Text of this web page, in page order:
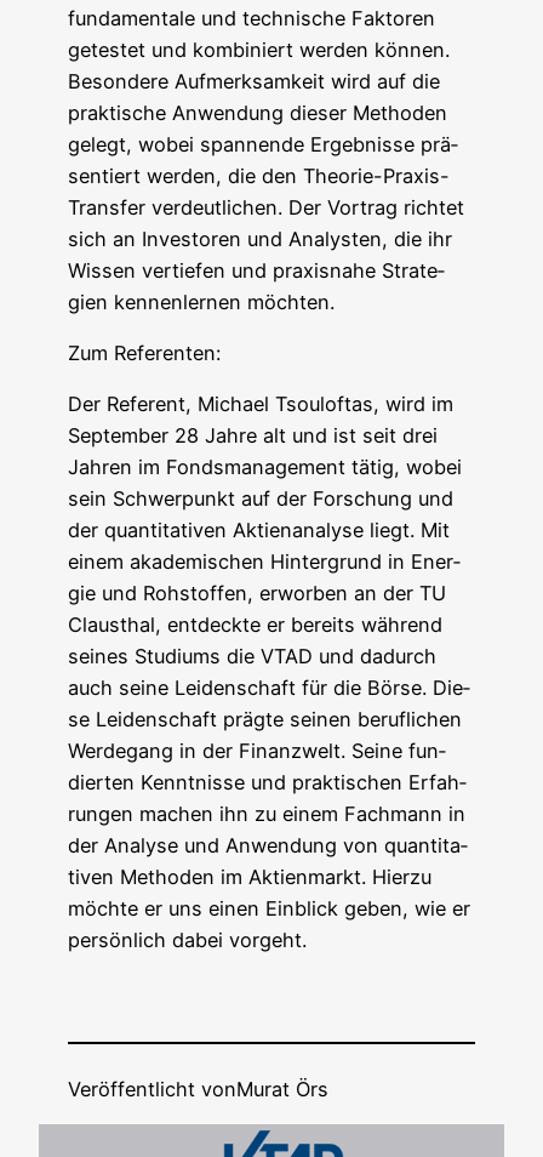
fun­da­men­ta­le und tech­ni­sche Fak­to­ren
getes­tet und kom­bi­niert wer­den kön­nen.
Beson­de­re Auf­merk­sam­keit wird auf die
prak­ti­sche Anwen­dung die­ser Metho­den
gelegt, wobei span­nen­de Ergeb­nis­se prä­
sen­tiert wer­den, die den Theo­rie-Pra­xis-
Trans­fer ver­deut­li­chen. Der Vor­trag rich­tet
sich an Inves­to­ren und Ana­lys­ten, die ihr
Wis­sen ver­tie­fen und pra­xis­na­he Stra­te­
gien ken­nen­ler­nen möchten.
Zum Refe­ren­ten:
Der Refe­rent, Micha­el Tsou­l­of­tas, wird im
Sep­tem­ber 28 Jah­re alt und ist seit drei
Jah­ren im Fonds­ma­nage­ment tätig, wobei
sein Schwer­punkt auf der For­schung und
der quan­ti­ta­ti­ven Akti­en­ana­ly­se liegt. Mit
einem aka­de­mi­schen Hin­ter­grund in Ener­
gie und Roh­stof­fen, erwor­ben an der TU
Claus­thal, ent­deck­te er bereits wäh­rend
sei­nes Stu­di­ums die VTAD und dadurch
auch sei­ne Lei­den­schaft für die Bör­se. Die­
se Lei­den­schaft präg­te sei­nen beruf­li­chen
Wer­de­gang in der Finanz­welt. Sei­ne fun­
dier­ten Kennt­nis­se und prak­ti­schen Erfah­
run­gen machen ihn zu einem Fach­mann in
der Ana­ly­se und Anwen­dung von quan­ti­ta­
ti­ven Metho­den im Akti­en­markt. Hier­zu
möch­te er uns einen Ein­blick geben, wie er
per­sön­lich dabei vorgeht.
Veröffentlicht vonMurat Örs